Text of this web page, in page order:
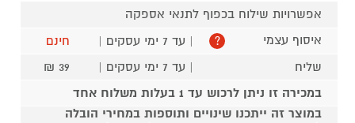
אפשרויות שילוח בכפוף לתנאי אספקה
איסוף עצמי
? | עד 7 ימי עסקים |
חינם
שליח
| עד 7 ימי עסקים |
39 ₪
במכירה זו ניתן לרכוש עד 1 בעלות משלוח אחד
במוצר זה ייתכנו שינויים ותוספות במחירי הובלה